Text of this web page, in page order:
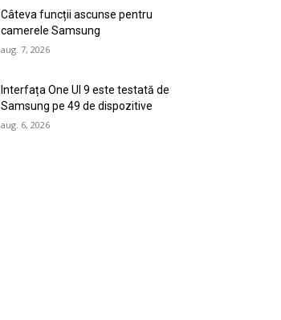
Câteva funcții ascunse pentru
camerele Samsung
aug. 7, 2026
Interfața One UI 9 este testată de
Samsung pe 49 de dispozitive
aug. 6, 2026